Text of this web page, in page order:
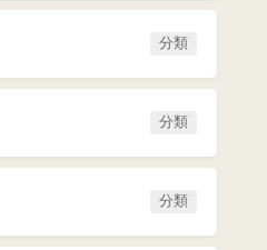
分類
分類
分類